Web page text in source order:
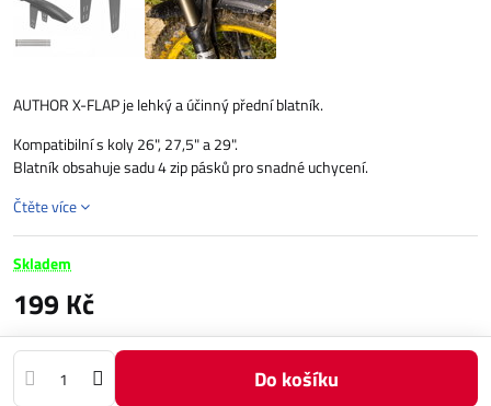
AUTHOR X-FLAP je lehký a účinný přední blatník.
Kompatibilní s koly 26", 27,5" a 29".
Blatník obsahuje sadu 4 zip pásků pro snadné uchycení.
Čtěte více
Skladem
199 Kč
Do košíku